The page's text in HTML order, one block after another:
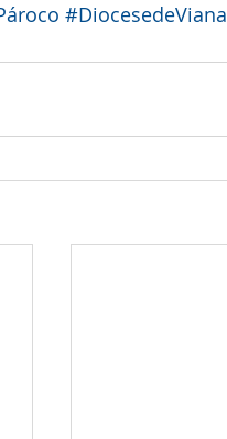
#DiocesedeViana